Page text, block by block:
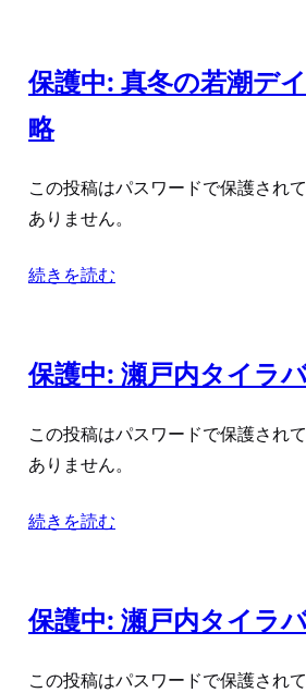
保護中: 真冬の若潮デ
略
この投稿はパスワードで保護され
ありません。
続きを読む
保護中: 瀬戸内タイラ
この投稿はパスワードで保護され
ありません。
続きを読む
保護中: 瀬戸内タイラ
この投稿はパスワードで保護され